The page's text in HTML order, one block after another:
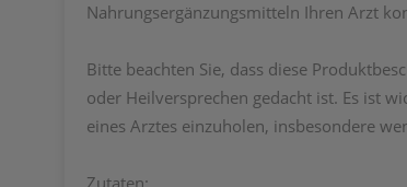
Nahrungsergänzungsmitteln Ihren Arzt
Bitte beachten Sie, dass diese
oder Heilversprechen gedacht ist. Es ist
eines Arztes einzuholen, insbesondere
Zutaten: